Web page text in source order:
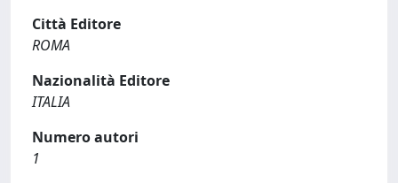
Città Editore
ROMA
Nazionalità Editore
ITALIA
Numero autori
1